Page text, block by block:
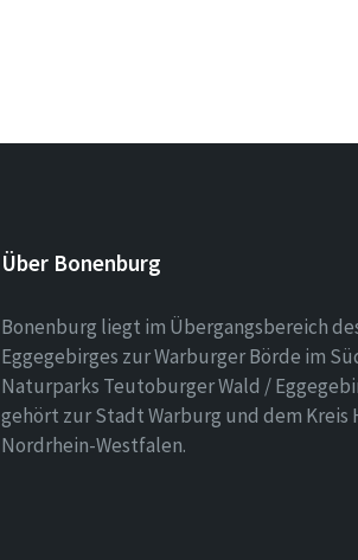
Über Bonenburg
Bonenburg liegt im Übergangsbereich
Eggegebirges zur Warburger Börde im
Naturparks Teutoburger Wald /
gehört zur Stadt Warburg und dem Kreis
Nordrhein-Westfalen.